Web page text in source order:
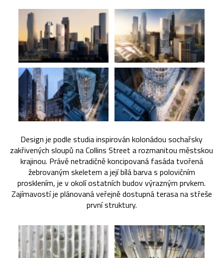
Design je podle studia inspirován kolonádou sochařsky
zakřivených sloupů na Collins Street a rozmanitou městskou
krajinou. Právě netradičně koncipovaná fasáda tvořená
žebrovaným skeletem a její bílá barva s polovičním
prosklením, je v okolí ostatních budov výrazným prvkem.
Zajímavostí je plánovaná veřejně dostupná terasa na střeše
první struktury.